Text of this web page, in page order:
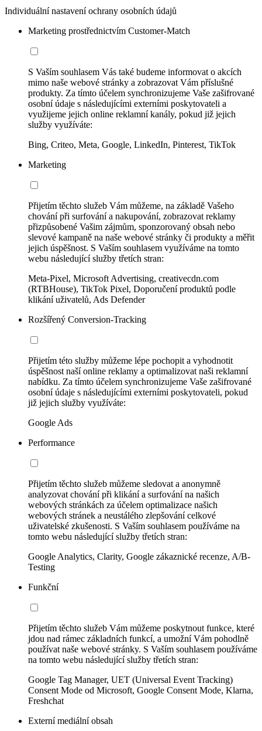
Individuální nastavení ochrany osobních údajů
Marketing prostřednictvím Customer-Match
S Vaším souhlasem Vás také budeme informovat o akcích
mimo naše webové stránky a zobrazovat Vám příslušné
produkty. Za tímto účelem synchronizujeme Vaše zašifrované
osobní údaje s následujícími externími poskytovateli a
využijeme jejich online reklamní kanály, pokud již jejich
služby využíváte:
Bing, Criteo, Meta, Google, LinkedIn, Pinterest, TikTok
Marketing
Přijetím těchto služeb Vám můžeme, na základě Vašeho
chování při surfování a nakupování, zobrazovat reklamy
přizpůsobené Vašim zájmům, sponzorovaný obsah nebo
slevové kampaně na naše webové stránky či produkty a měřit
jejich úspěšnost. S Vaším souhlasem využíváme na tomto
webu následující služby třetích stran:
Meta-Pixel, Microsoft Advertising, creativecdn.com
(RTBHouse), TikTok Pixel, Doporučení produktů podle
klikání uživatelů, Ads Defender
Rozšířený Conversion-Tracking
Přijetím této služby můžeme lépe pochopit a vyhodnotit
úspěšnost naší online reklamy a optimalizovat naši reklamní
nabídku. Za tímto účelem synchronizujeme Vaše zašifrované
osobní údaje s následujícími externími poskytovateli, pokud
již jejich služby využíváte:
Google Ads
Performance
Přijetím těchto služeb můžeme sledovat a anonymně
analyzovat chování při klikání a surfování na našich
webových stránkách za účelem optimalizace našich
webových stránek a neustálého zlepšování celkové
uživatelské zkušenosti. S Vaším souhlasem používáme na
tomto webu následující služby třetích stran:
Google Analytics, Clarity, Google zákaznické recenze, A/B-
Testing
Funkční
Přijetím těchto služeb Vám můžeme poskytnout funkce, které
jdou nad rámec základních funkcí, a umožní Vám pohodlně
používat naše webové stránky. S Vaším souhlasem používáme
na tomto webu následující služby třetích stran:
Google Tag Manager, UET (Universal Event Tracking)
Consent Mode od Microsoft, Google Consent Mode, Klarna,
Freshchat
Externí mediální obsah